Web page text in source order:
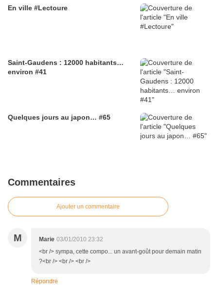
En ville #Lectoure
Saint-Gaudens : 12000 habitants…
environ #41
Quelques jours au japon… #65
Commentaires
Ajouter un commentaire
M Marie 03/01/2010 23:32
<br /> sympa, cette compo... un avant-goût pour demain matin
?<br /> <br /> <br />
Répondre